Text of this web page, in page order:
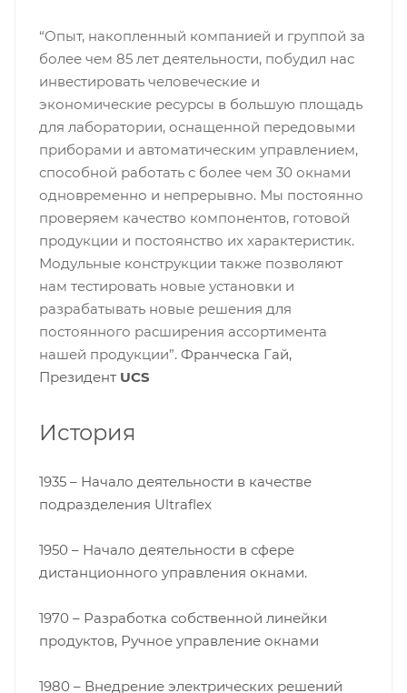
“Опыт, накопленный компанией и группой за
более чем 85 лет деятельности, побудил нас
инвестировать человеческие и
экономические ресурсы в большую площадь
для лаборатории, оснащенной передовыми
приборами и автоматическим управлением,
способной работать с более чем 30 окнами
одновременно и непрерывно. Мы постоянно
проверяем качество компонентов, готовой
продукции и постоянство их характеристик.
Модульные конструкции также позволяют
нам тестировать новые установки и
разрабатывать новые решения для
постоянного расширения ассортимента
нашей продукции”. Франческа Гай,
Президент UCS
История
1935 – Начало деятельности в качестве
подразделения Ultraflex
1950 – Начало деятельности в сфере
дистанционного управления окнами.
1970 – Разработка собственной линейки
продуктов, Ручное управление окнами
1980 – Внедрение электрических решений